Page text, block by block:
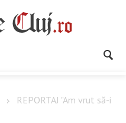
REPORTAJ "Am vrut să-i